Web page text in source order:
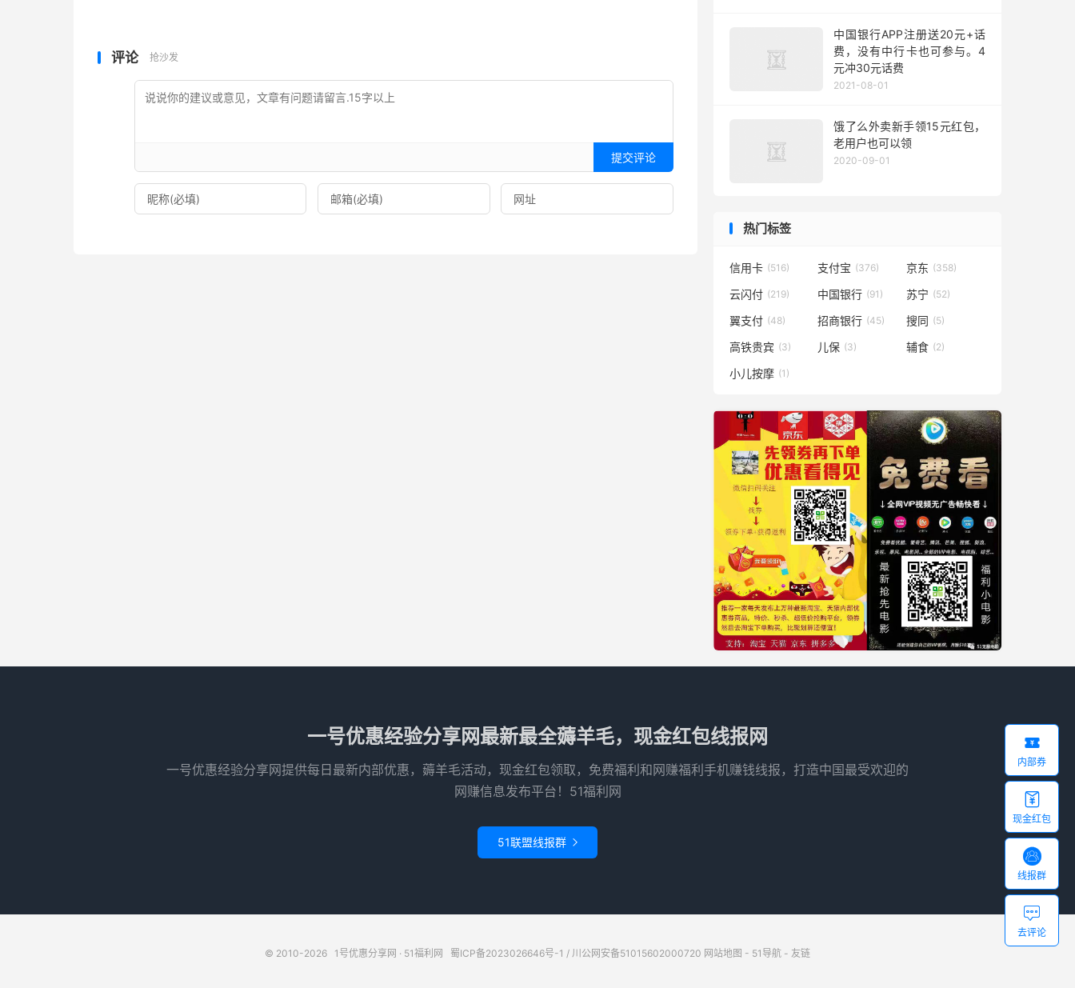
评论 抢沙发
提交评论
中国银行APP注册送20元+话
费，没有中行卡也可参与。4
元冲30元话费
2021-08-01
饿了么外卖新手领15元红包，
老用户也可以领
2020-09-01
热门标签
信用卡 (516) 支付宝 (376) 京东 (358)
云闪付 (219) 中国银行 (91) 苏宁 (52)
翼支付 (48) 招商银行 (45) 搜同 (5)
高铁贵宾 (3) 儿保 (3) 辅食 (2)
小儿按摩 (1)
一号优惠经验分享网最新最全薅羊毛，现金红包线报网
一号优惠经验分享网提供每日最新内部优惠，薅羊毛活动，现金红包领取，免费福利和网赚福利手机赚钱线报，打造中国最受欢迎的
网赚信息发布平台！51福利网
51联盟线报群 
© 2010-2026 1号优惠分享网 · 51福利网 蜀ICP备2023026646号-1 / 川公网安备51015602000720 网站地图 - 51导航 - 友链

内部券

现金红包

线报群

去评论